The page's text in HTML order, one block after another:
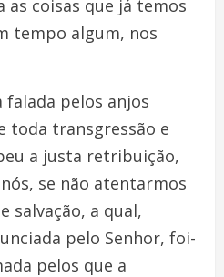
as coisas que já temos
tempo algum, nos
falada pelos anjos
toda transgressão e
a justa retribuição,
se não atentarmos
salvação, a qual,
pelo Senhor, foi-
pelos que a